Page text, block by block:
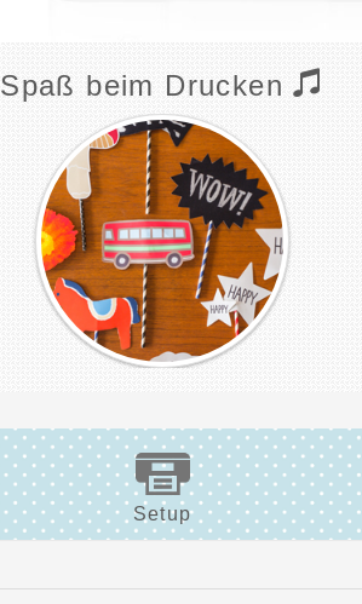
Spaß beim Drucken
Setup